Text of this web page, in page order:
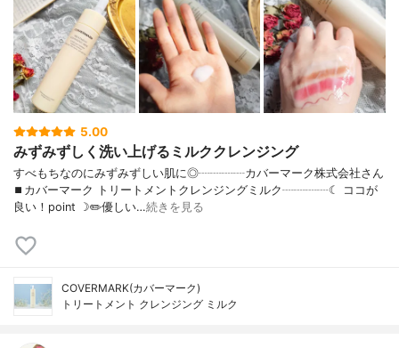
5.00
みずみずしく洗い上げるミルククレンジング
すべもちなのにみずみずしい肌に◎┈┈┈┈カバーマーク株式会社さん
⏹カバーマーク トリートメントクレンジングミルク┈┈┈┈☾ ココが
良い！point ☽✏️優しい…続きを見る
COVERMARK(カバーマーク)
トリートメント クレンジング ミルク